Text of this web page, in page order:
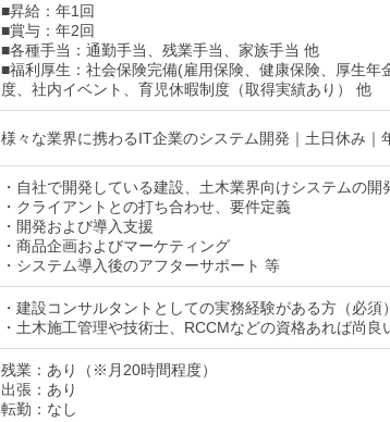
■昇給：年1回
■賞与：年2回
■各種手当：通勤手当、残業手当、家族手当 他
■福利厚生：社会保険完備(雇用保険、健康保険、厚生年
度、社内イベント、育児休暇制度（取得実績あり） 他
様々な業界に携わるIT企業のシステム開発｜土日休み｜
・自社で開発している建設、土木業界向けシステムの開
・クライアントとの打ち合わせ、要件定義
・開発および導入支援
・商品企画およびマーケティング
・システム導入後のアフターサポート 等
・建設コンサルタントとしての実務経験がある方（必須）
・土木施工管理や技術士、RCCMなどの資格あれば尚良
残業：あり（※月20時間程度）
出張：あり
転勤：なし